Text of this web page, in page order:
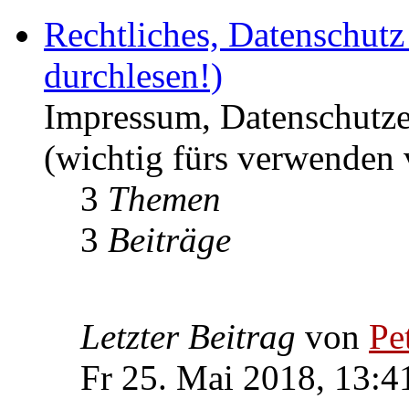
Rechtliches,
durchlesen!)
Impressum,
(wichtig fürs
3 Themen
3 Beiträge
Letzter Beitrag von
Fr 25. Mai 2018,